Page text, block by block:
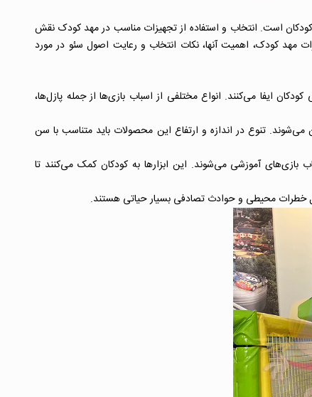
است. انتخاب و استفاده از تجهیزات مناسب در مهد کودک نقش
مهد کودک، اهمیت آنها، نکات انتخاب و رعایت اصول سئو در مورد
ایفا می‌کنند. انواع مختلفی از اسباب بازی‌ها از جمله پازل‌ها،
تنوع در اندازه و ارتفاع این محصولات باید متناسب با سن
بازی‌های آموزشی می‌شوند. این ابزارها به کودکان کمک می‌کنند تا
خطرات محیطی و حوادث تصادفی بسیار حیاتی هستند.